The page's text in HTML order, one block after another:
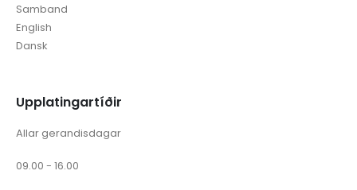
Samband
English
Dansk
Upplatingartíðir
Allar gerandisdagar
09.00 - 16.00